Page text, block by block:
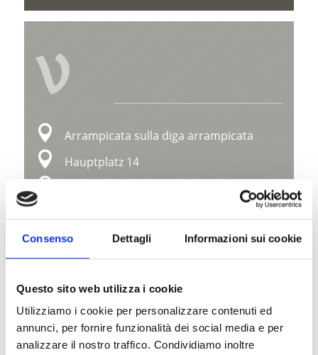
Consenso Dettagli Informazioni sui cookie
Questo sito web utilizza i cookie
Utilizziamo i cookie per personalizzare contenuti ed
annunci, per fornire funzionalità dei social media e per
analizzare il nostro traffico. Condividiamo inoltre
V
Arrampicata sulla diga arrampicata
Hauptplatz 14
info@latsch.it
Mappa e profilo di elevazione
Impressioni